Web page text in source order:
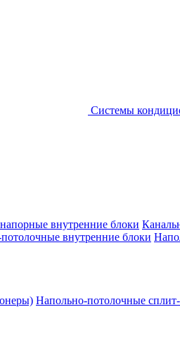
Системы
внутренние блоки
внутренние блоки
Напольно-потолочные